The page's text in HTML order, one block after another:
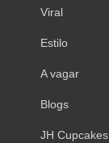
Viral
Estilo
A vagar
Blogs
JH Cupcakes